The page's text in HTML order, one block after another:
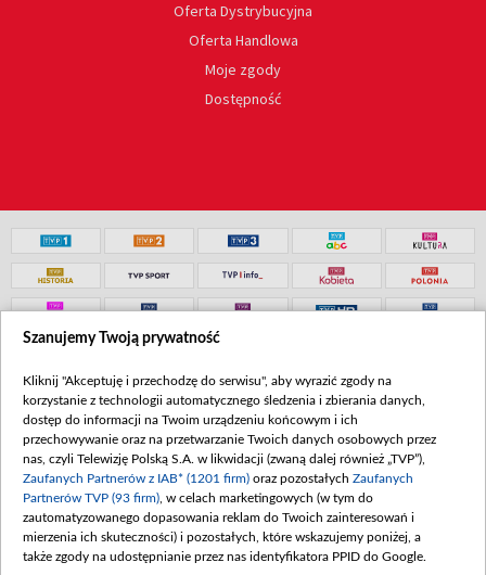
Oferta Dystrybucyjna
Oferta Handlowa
Moje zgody
Dostępność
Szanujemy Twoją prywatność
Kliknij "Akceptuję i przechodzę do serwisu", aby wyrazić zgody na
korzystanie z technologii automatycznego śledzenia i zbierania danych,
dostęp do informacji na Twoim urządzeniu końcowym i ich
przechowywanie oraz na przetwarzanie Twoich danych osobowych przez
nas, czyli Telewizję Polską S.A. w likwidacji (zwaną dalej również „TVP”),
Zaufanych Partnerów z IAB* (1201 firm) oraz pozostałych Zaufanych
Partnerów TVP (93 firm) , w celach marketingowych (w tym do
zautomatyzowanego dopasowania reklam do Twoich zainteresowań i
mierzenia ich skuteczności) i pozostałych, które wskazujemy poniżej, a
także zgody na udostępnianie przez nas identyfikatora PPID do Google.